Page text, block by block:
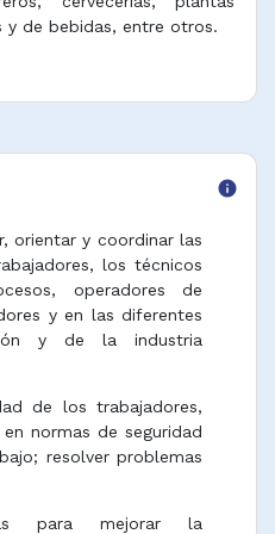
y de bebidas, entre otros.
info
orientar y coordinar las
los técnicos
operadores de
y en las diferentes
y de la industria
de los trabajadores,
normas de seguridad
resolver problemas
para mejorar la